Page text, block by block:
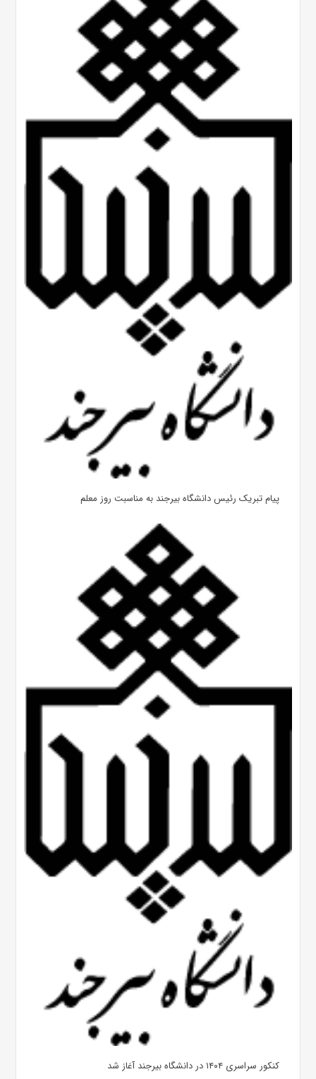
پیام تبریک رئیس دانشگاه بیرجند به مناسبت روز معلم
کنکور سراسری ۱۴۰۴ در دانشگاه بیرجند آغاز شد